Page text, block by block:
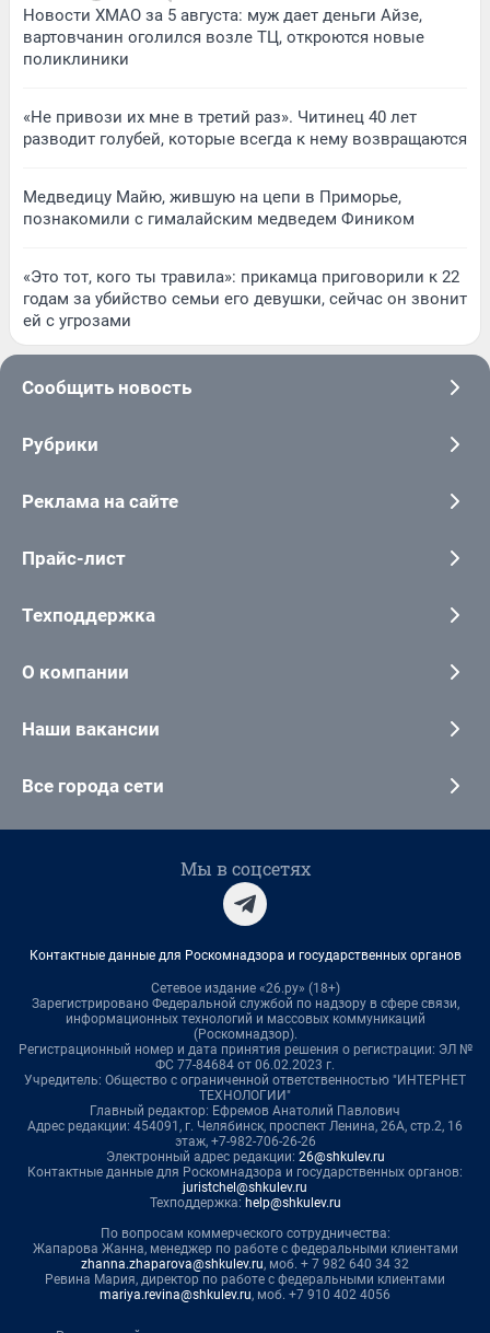
Новости ХМАО за 5 августа: муж дает деньги Айзе,
вартовчанин оголился возле ТЦ, откроются новые
поликлиники
«Не привози их мне в третий раз». Читинец 40 лет
разводит голубей, которые всегда к нему возвращаются
Медведицу Майю, жившую на цепи в Приморье,
познакомили с гималайским медведем Фиником
«Это тот, кого ты травила»: прикамца приговорили к 22
годам за убийство семьи его девушки, сейчас он звонит
ей с угрозами
Сообщить новость
Рубрики
Реклама на сайте
Прайс-лист
Техподдержка
О компании
Наши вакансии
Все города сети
Мы в соцсетях
Контактные данные для Роскомнадзора и государственных органов
Сетевое издание «26.ру» (18+)
Зарегистрировано Федеральной службой по надзору в сфере связи,
информационных технологий и массовых коммуникаций
(Роскомнадзор).
Регистрационный номер и дата принятия решения о регистрации: ЭЛ №
ФС 77-84684 от 06.02.2023 г.
Учредитель: Общество с ограниченной ответственностью "ИНТЕРНЕТ
ТЕХНОЛОГИИ"
Главный редактор: Ефремов Анатолий Павлович
Адрес редакции: 454091, г. Челябинск, проспект Ленина, 26А, стр.2, 16
этаж, +7-982-706-26-26
Электронный адрес редакции: 26@shkulev.ru
Контактные данные для Роскомнадзора и государственных органов:
juristchel@shkulev.ru
Техподдержка: help@shkulev.ru
По вопросам коммерческого сотрудничества:
Жапарова Жанна, менеджер по работе с федеральными клиентами
zhanna.zhaparova@shkulev.ru, моб. + 7 982 640 34 32
Ревина Мария, директор по работе с федеральными клиентами
mariya.revina@shkulev.ru, моб. +7 910 402 4056